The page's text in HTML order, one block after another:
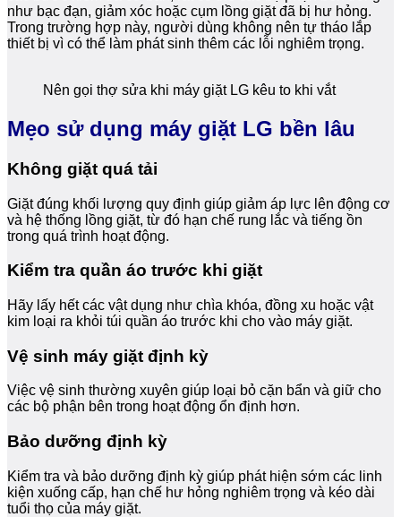
như bạc đạn, giảm xóc hoặc cụm lồng giặt đã bị hư hỏng.
Trong trường hợp này, người dùng không nên tự tháo lắp
thiết bị vì có thể làm phát sinh thêm các lỗi nghiêm trọng.
Nên gọi thợ sửa khi máy giặt LG kêu to khi vắt
Mẹo sử dụng máy giặt LG bền lâu
Không giặt quá tải
Giặt đúng khối lượng quy định giúp giảm áp lực lên động cơ
và hệ thống lồng giặt, từ đó hạn chế rung lắc và tiếng ồn
trong quá trình hoạt động.
Kiểm tra quần áo trước khi giặt
Hãy lấy hết các vật dụng như chìa khóa, đồng xu hoặc vật
kim loại ra khỏi túi quần áo trước khi cho vào máy giặt.
Vệ sinh máy giặt định kỳ
Việc vệ sinh thường xuyên giúp loại bỏ cặn bẩn và giữ cho
các bộ phận bên trong hoạt động ổn định hơn.
Bảo dưỡng định kỳ
Kiểm tra và bảo dưỡng định kỳ giúp phát hiện sớm các linh
kiện xuống cấp, hạn chế hư hỏng nghiêm trọng và kéo dài
tuổi thọ của máy giặt.